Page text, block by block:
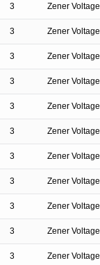
3 Zener
3 Zener
3 Zener
3 Zener
3 Zener
3 Zener
3 Zener
3 Zener
3 Zener
3 Zener
3 Zener